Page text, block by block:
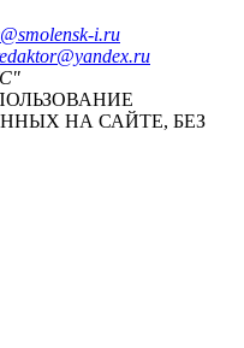
i.ru
НА САЙТЕ, БЕЗ